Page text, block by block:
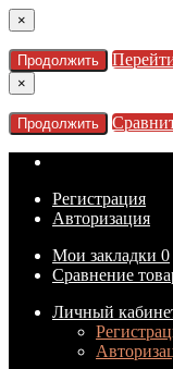
×
Продолжить
×
Продолжить
Регистрация
Авторизация
Мои закладки 0
Сравнение
Личный